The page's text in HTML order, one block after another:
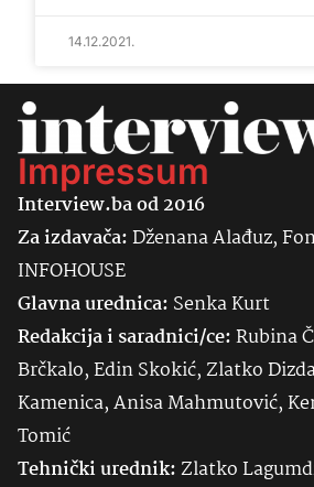
14.12.2021.
Impressum
Interview.ba od 2016
Za izdavača:Dženana Alađuz,
INFOHOUSE
Glavna urednica: SenkaKurt
Redakcija i saradnici/ce:Rubina
Brčkalo, Edin Skokić, Zlatko
Kamenica, Anisa Mahmutović,
Tomić
Tehnički urednik:Zlatko